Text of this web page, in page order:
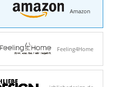
Amazon
Feeling4Home